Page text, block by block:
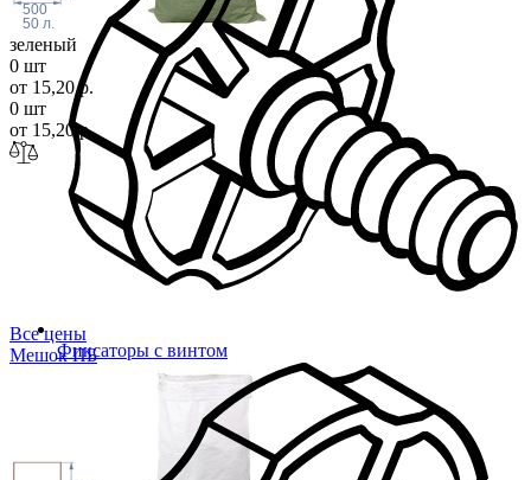
Фиксаторы с винтом
500
50 л.
зеленый
0 шт
от 15,20 р.
0 шт
от 15,20 р.
Все цены
МешокПБ